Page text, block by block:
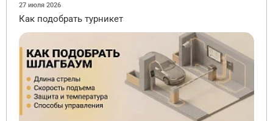
27 июля 2026
Как подобрать турникет